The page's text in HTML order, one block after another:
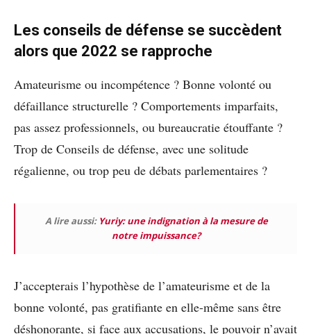
Les conseils de défense se succèdent
alors que 2022 se rapproche
Amateurisme ou incompétence ? Bonne volonté ou
défaillance structurelle ? Comportements imparfaits,
pas assez professionnels, ou bureaucratie étouffante ?
Trop de Conseils de défense, avec une solitude
régalienne, ou trop peu de débats parlementaires ?
A lire aussi: Yuriy: une indignation à la mesure de
notre impuissance?
J’accepterais l’hypothèse de l’amateurisme et de la
bonne volonté, pas gratifiante en elle-même sans être
déshonorante, si face aux accusations, le pouvoir n’avait